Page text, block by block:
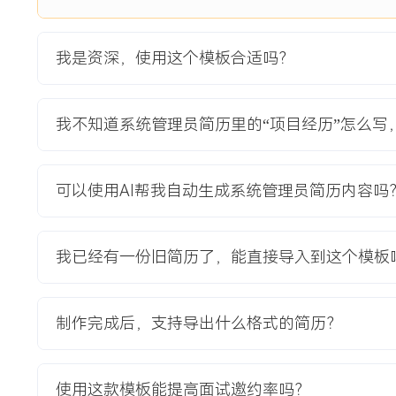
5.优化的供应商体系使集团年度IT采购总成本下降XX%，约
X%。
主动离职，希望有更多的工作挑战和涨薪机会。
项目经历
HANA平台，对集团及下属XX家核心子公司进行一体化升级，
我是资深，使用这个模板合适吗？
我不知道系统管理员简历里的“项目经历”怎么写
可以使用AI帮我自动生成系统管理员简历内容吗？
我已经有一份旧简历了，能直接导入到这个模板
制作完成后，支持导出什么格式的简历？
使用这款模板能提高面试邀约率吗？